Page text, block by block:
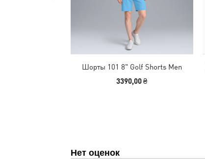
Шорты 101 8" Golf Shorts Men
3390,00 ₴
Нет оценок